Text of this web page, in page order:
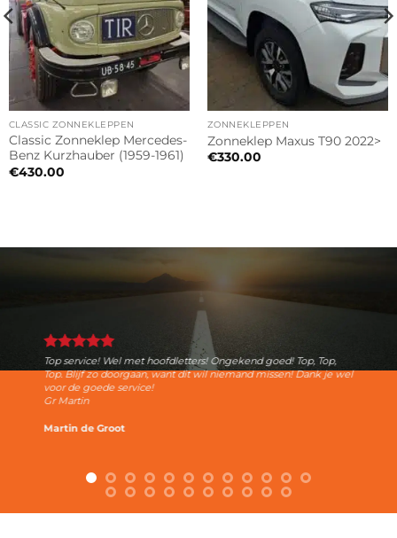
CLASSIC ZONNEKLEPPEN
Classic Zonneklep Mercedes-
Benz Kurzhauber (1959-1961)
€430.00
ZONNEKLEPPEN
Zonneklep Maxus T90 2022>
€330.00
Top service! Wel met hoofdletters! Ongekend goed! Top, Top,
Top. Blijf zo doorgaan, want dit wil niemand missen! Dank je wel
voor de goede service!
Gr Martin
Martin de Groot